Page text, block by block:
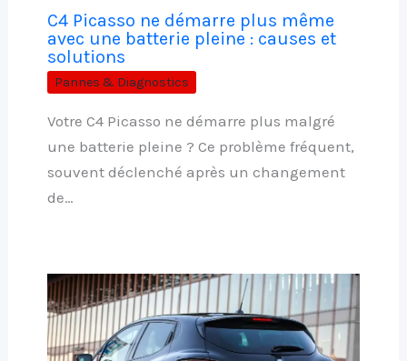
C4 Picasso ne démarre plus même
avec une batterie pleine : causes et
solutions
Pannes & Diagnostics
Votre C4 Picasso ne démarre plus malgré
une batterie pleine ? Ce problème fréquent,
souvent déclenché après un changement
de…